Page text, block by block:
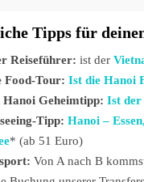
Tipps für
Reiseführer: ist der
Food-Tour: Ist die Hanoi
Hanoi Geheimtipp: Ist der
Tipp: Hanoi –
* (ab 51 Euro)
Von A nach B